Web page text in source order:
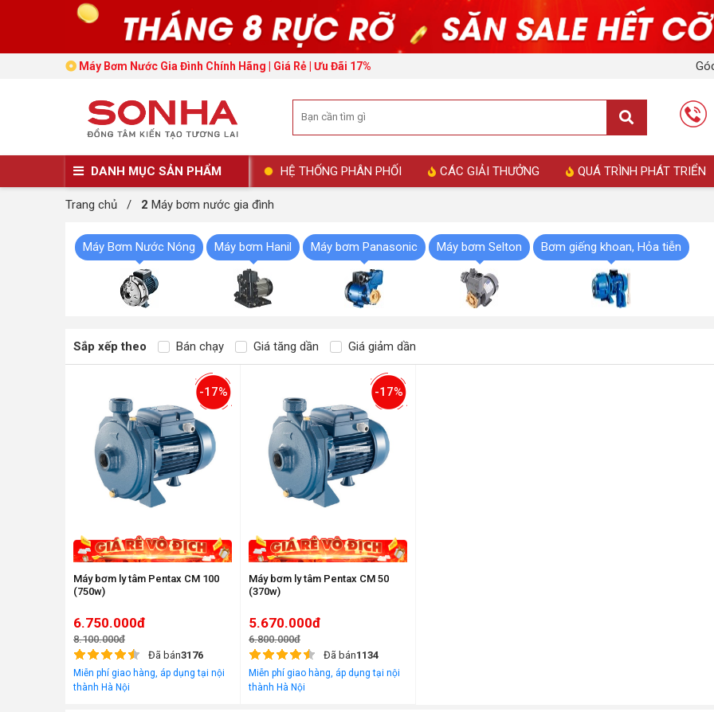
Máy Bơm Nước Gia Đình Chính Hãng | Giá Rẻ | Ưu Đãi 17%
DANH MỤC SẢN PHẨM HỆ THỐNG PHÂN PHỐI CÁC GIẢI THƯỞNG QUÁ TRÌNH PHÁT TRIỂN
Trang chủ / 2 Máy bơm nước gia đình
Máy Bơm Nước Nóng Máy bơm Hanil Máy bơm Panasonic Máy bơm Selton Bơm giếng khoan, Hỏa tiễn
Sắp xếp theo Bán chạy Giá tăng dần Giá giảm dần
-17%
Máy bơm ly tâm Pentax CM 100
(750w)
6.750.000đ
8.100.000đ
Đã bán3176
Miễn phí giao hàng, áp dụng tại nội
thành Hà Nội
-17%
Máy bơm ly tâm Pentax CM 50
(370w)
5.670.000đ
6.800.000đ
Đã bán1134
Miễn phí giao hàng, áp dụng tại nội
thành Hà Nội